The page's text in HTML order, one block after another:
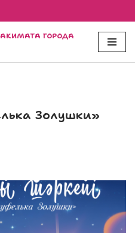
ГОРОДА
Золушки»